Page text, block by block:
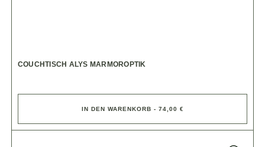
COUCHTISCH ALYS MARMOROPTIK
IN DEN WARENKORB - 74,00 €